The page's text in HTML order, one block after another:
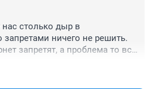
нас столько дыр в
запретами ничего не решить.
запретят, а проблема то всё